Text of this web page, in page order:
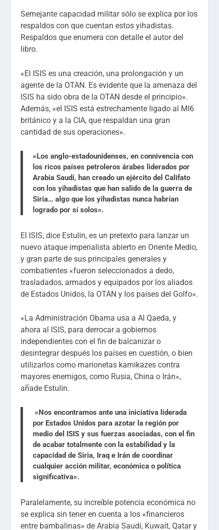
Semejante capacidad militar sólo se explica por los
respaldos con que cuentan estos yihadistas.
Respaldos que enumera con detalle el autor del
libro.
«El ISIS es una creación, una prolongación y un
agente de la OTAN. Es evidente que la amenaza del
ISIS ha sido obra de la OTAN desde el principio».
Además, «el ISIS está estrechamente ligado al MI6
británico y a la CIA, que respaldan una gran
cantidad de sus operaciones».
«Los anglo-estadounidenses, en connivencia con
los ricos países petroleros árabes liderados por
Arabia Saudí, han creado un ejército del Califato
con los yihadistas que han salido de la guerra de
Siria… algo que los yihadistas nunca habrían
logrado por sí solos».
El ISIS, dice Estulin, es un pretexto para lanzar un
nuevo ataque imperialista abierto en Oriente Medio,
y gran parte de sus principales generales y
combatientes «fueron seleccionados a dedo,
trasladados, armados y equipados por los aliados
de Estados Unidos, la OTAN y los países del Golfo».
«La Administración Obama usa a Al Qaeda, y
ahora al ISIS, para derrocar a gobiernos
independientes con el fin de balcanizar o
desintegrar después los países en cuestión, o bien
utilizarlos como marionetas kamikazes contra
mayores enemigos, como Rusia, China o Irán»,
añade Estulin.
«Nos encontramos ante una iniciativa liderada
por Estados Unidos para azotar la región por
medio del ISIS y sus fuerzas asociadas, con el fin
de acabar totalmente con la estabilidad y la
capacidad de Siria, Iraq e Irán de coordinar
cualquier acción militar, económica o política
significativa».
Paralelamente, su increíble potencia económica no
se explica sin tener en cuenta a los «financieros
entre bambalinas» de Arabia Saudí, Kuwait, Qatar y